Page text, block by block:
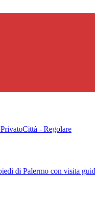
Città - Regolare
di Palermo con visita